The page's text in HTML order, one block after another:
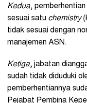
Kedua,
sesuai satu chemistry
tidak sesuai dengan
manajemen ASN.
Ketiga, jabatan
sudah tidak diduduki
pemberhentiannya
Pejabat Pembina